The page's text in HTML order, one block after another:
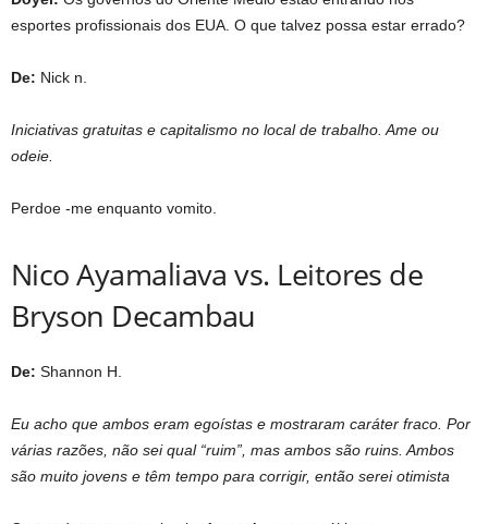
esportes profissionais dos EUA. O que talvez possa estar errado?
De: Nick n.
Iniciativas gratuitas e capitalismo no local de trabalho. Ame ou
odeie.
Perdoe -me enquanto vomito.
Nico Ayamaliava vs. Leitores de
Bryson Decambau
De: Shannon H.
Eu acho que ambos eram egoístas e mostraram caráter fraco. Por
várias razões, não sei qual “ruim”, mas ambos são ruins. Ambos
são muito jovens e têm tempo para corrigir, então serei otimista